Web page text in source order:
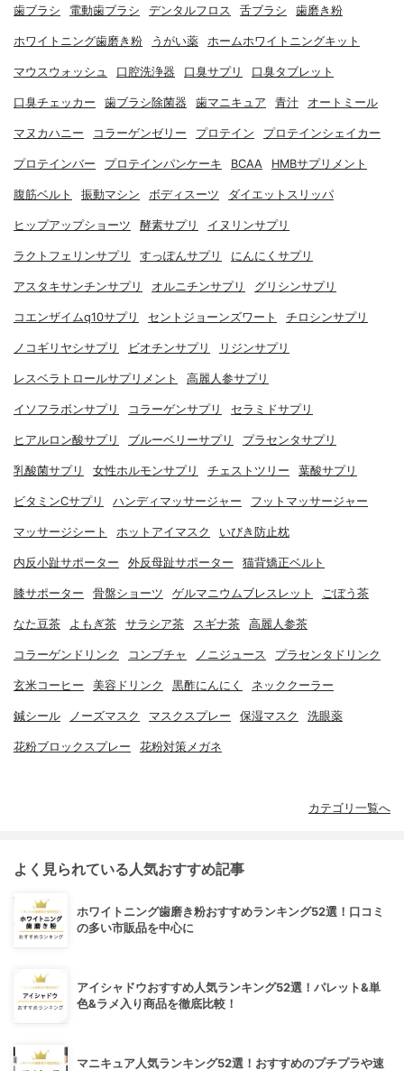
歯ブラシ 電動歯ブラシ デンタルフロス 舌ブラシ 歯磨き粉
ホワイトニング歯磨き粉 うがい薬 ホームホワイトニングキット
マウスウォッシュ 口腔洗浄器 口臭サプリ 口臭タブレット
口臭チェッカー 歯ブラシ除菌器 歯マニキュア 青汁 オートミール
マヌカハニー コラーゲンゼリー プロテイン プロテインシェイカー
プロテインバー プロテインパンケーキ BCAA HMBサプリメント
腹筋ベルト 振動マシン ボディスーツ ダイエットスリッパ
ヒップアップショーツ 酵素サプリ イヌリンサプリ
ラクトフェリンサプリ すっぽんサプリ にんにくサプリ
アスタキサンチンサプリ オルニチンサプリ グリシンサプリ
コエンザイムq10サプリ セントジョーンズワート チロシンサプリ
ノコギリヤシサプリ ビオチンサプリ リジンサプリ
レスベラトロールサプリメント 高麗人参サプリ
イソフラボンサプリ コラーゲンサプリ セラミドサプリ
ヒアルロン酸サプリ ブルーベリーサプリ プラセンタサプリ
乳酸菌サプリ 女性ホルモンサプリ チェストツリー 葉酸サプリ
ビタミンCサプリ ハンディマッサージャー フットマッサージャー
マッサージシート ホットアイマスク いびき防止枕
内反小趾サポーター 外反母趾サポーター 猫背矯正ベルト
膝サポーター 骨盤ショーツ ゲルマニウムブレスレット ごぼう茶
なた豆茶 よもぎ茶 サラシア茶 スギナ茶 高麗人参茶
コラーゲンドリンク コンブチャ ノニジュース プラセンタドリンク
玄米コーヒー 美容ドリンク 黒酢にんにく ネッククーラー
鍼シール ノーズマスク マスクスプレー 保湿マスク 洗眼薬
花粉ブロックスプレー 花粉対策メガネ
カテゴリ一覧へ
よく見られている人気おすすめ記事
ホワイトニング歯磨き粉おすすめランキング52選！口コミ
の多い市販品を中心に
アイシャドウおすすめ人気ランキング52選！パレット&単
色&ラメ入り商品を徹底比較！
マニキュア人気ランキング52選！おすすめのプチプラや速